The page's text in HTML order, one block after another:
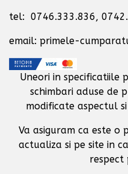
tel: 0746.333.836,
email: primele-
Uneori in specificatiile
schimbari aduse de
modificate aspectul
Va asiguram ca este
actualiza si pe site in
respect